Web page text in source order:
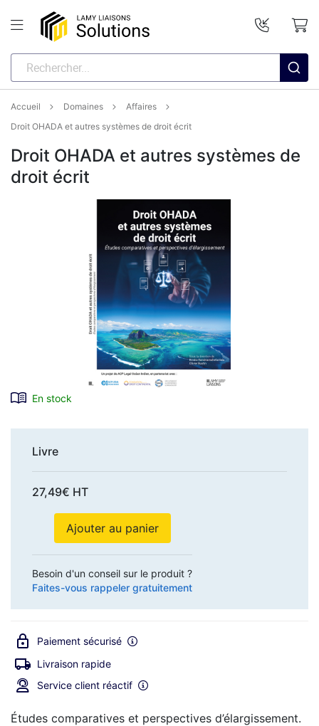
Accueil Domaines
Affaires
Droit OHADA et autres systèmes de droit écrit
Droit OHADA et autres systèmes de
droit écrit
En stock
Livre
27,49€ HT
Ajouter au panier
Besoin d'un conseil sur le produit ?
Faites-vous rappeler gratuitement
Paiement sécurisé
Livraison rapide
Service client réactif
Études comparatives et perspectives d’élargissement.